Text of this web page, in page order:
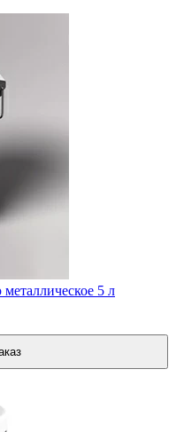
5 л